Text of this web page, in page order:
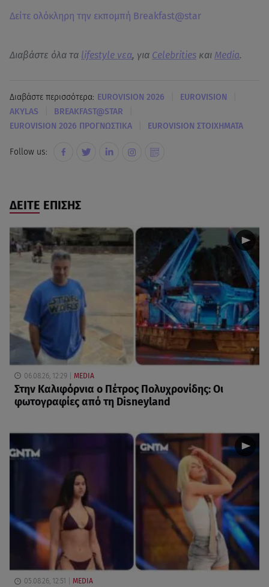
Δείτε ολόκληρη την εκπομπή Breakfast@star
Διαβάστε όλα τα lifestyle νεα, για Celebrities και Media.
Διαβάστε περισσότερα: EUROVISION 2026 EUROVISION
AKYLAS BREAKFAST@STAR
EUROVISION 2026 ΠΡΟΓΝΩΣΤΙΚΑ EUROVISION ΣΤΟΙΧΗΜΑΤΑ
Follow us:
ΔΕΙΤΕ ΕΠΙΣΗΣ
06.08.26, 12:29 MEDIA
Στην Καλιφόρνια ο Πέτρος Πολυχρονίδης: Οι
φωτογραφίες από τη Disneyland
05.08.26, 12:51 MEDIA